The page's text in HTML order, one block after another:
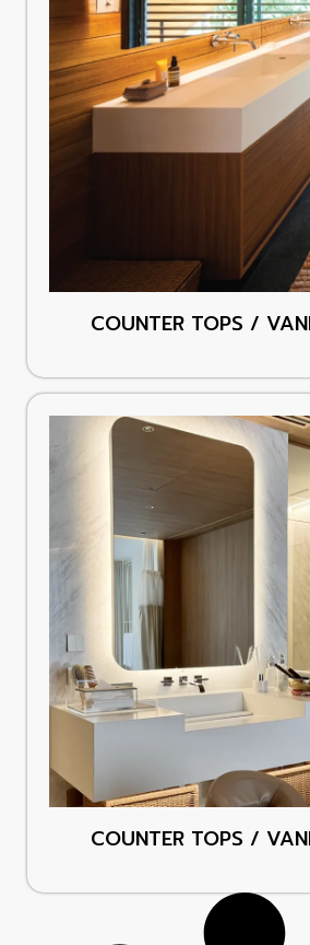
COUNTER TOPS /
COUNTER TOPS /